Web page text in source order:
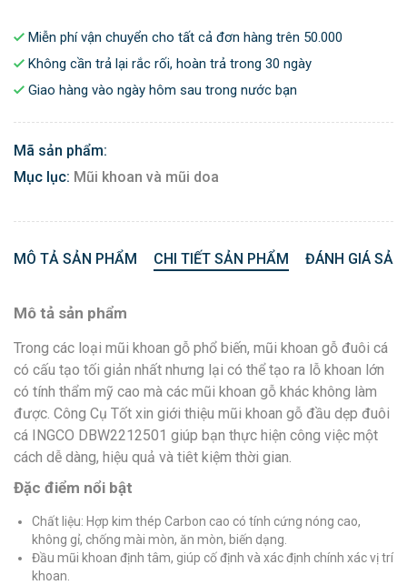
Miễn phí vận chuyển cho tất cả đơn hàng trên 50.000
Không cần trả lại rắc rối, hoàn trả trong 30 ngày
Giao hàng vào ngày hôm sau trong nước bạn
Mã sản phẩm:
Mục lục: Mũi khoan và mũi doa
MÔ TẢ SẢN PHẨM CHI TIẾT SẢN PHẨM ĐÁNH GIÁ
Mô tả sản phẩm
Trong các loại mũi khoan gỗ phổ biến, mũi khoan gỗ đuôi cá
có cấu tạo tối giản nhất nhưng lại có thể tạo ra lỗ khoan lớn
có tính thẩm mỹ cao mà các mũi khoan gỗ khác không làm
được. Công Cụ Tốt xin giới thiệu mũi khoan gỗ đầu dẹp đuôi
cá INGCO DBW2212501 giúp bạn thực hiện công việc một
cách dễ dàng, hiệu quả và tiêt kiệm thời gian.
Đặc điểm nổi bật
Chất liệu: Hợp kim thép Carbon cao có tính cứng nóng cao,
không gỉ, chống mài mòn, ăn mòn, biến dạng.
Đầu mũi khoan định tâm, giúp cố định và xác định chính xác vị trí
khoan.